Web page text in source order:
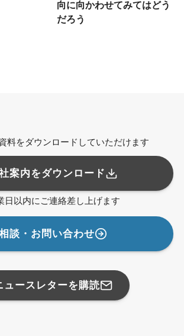
向に向かわせてみてはどう
だろう
料をダウンロードしていただけます
案内をダウンロード
日以内にご連絡差し上げます
談・お問い合わせ
ュースレターを購読